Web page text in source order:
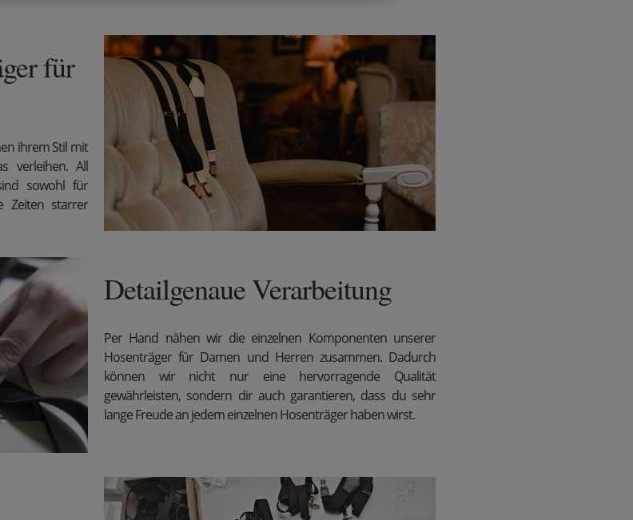
für
ihrem Stil mit
verleihen. All
sowohl für
Zeiten starrer
Detailgenaue Verarbeitung
Per Hand nähen wir die einzelnen Komponenten unserer
Hosenträger für Damen und Herren zusammen. Dadurch
können wir nicht nur eine hervorragende Qualität
gewährleisten, sondern dir auch garantieren, dass du sehr
lange Freude an jedem einzelnen Hosenträger haben wirst.